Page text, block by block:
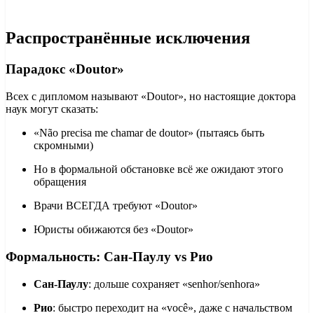
Распространённые исключения
Парадокс «Doutor»
Всех с дипломом называют «Doutor», но настоящие доктора
наук могут сказать:
«Não precisa me chamar de doutor» (пытаясь быть
скромными)
Но в формальной обстановке всё же ожидают этого
обращения
Врачи ВСЕГДА требуют «Doutor»
Юристы обижаются без «Doutor»
Формальность: Сан-Паулу vs Рио
Сан-Паулу: дольше сохраняет «senhor/senhora»
Рио: быстро переходит на «você», даже с начальством